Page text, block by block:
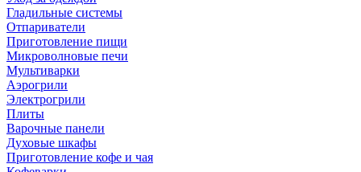
Гладильные системы
Отпариватели
Приготовление пищи
Микроволновые печи
Мультиварки
Аэрогрили
Электрогрили
Плиты
Варочные панели
Духовые шкафы
Приготовление кофе и чая